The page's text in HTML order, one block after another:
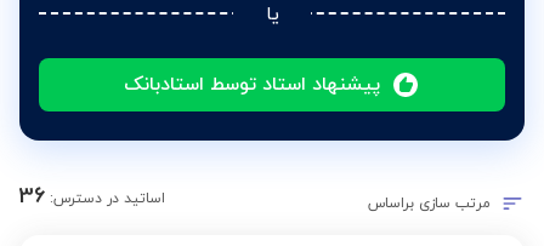
یا
پیشنهاد استاد توسط استادبانک
مرتب سازی براساس اساتید در دسترس: 36